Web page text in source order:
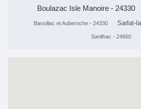
Boulazac Isle Manoire - 24330
Bassillac et Auberoche - 24330 Sarlat-
Sanilhac - 24660